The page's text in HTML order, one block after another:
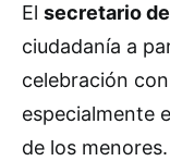
El secretario
ciudadanía a
celebración con
especialmente
de los